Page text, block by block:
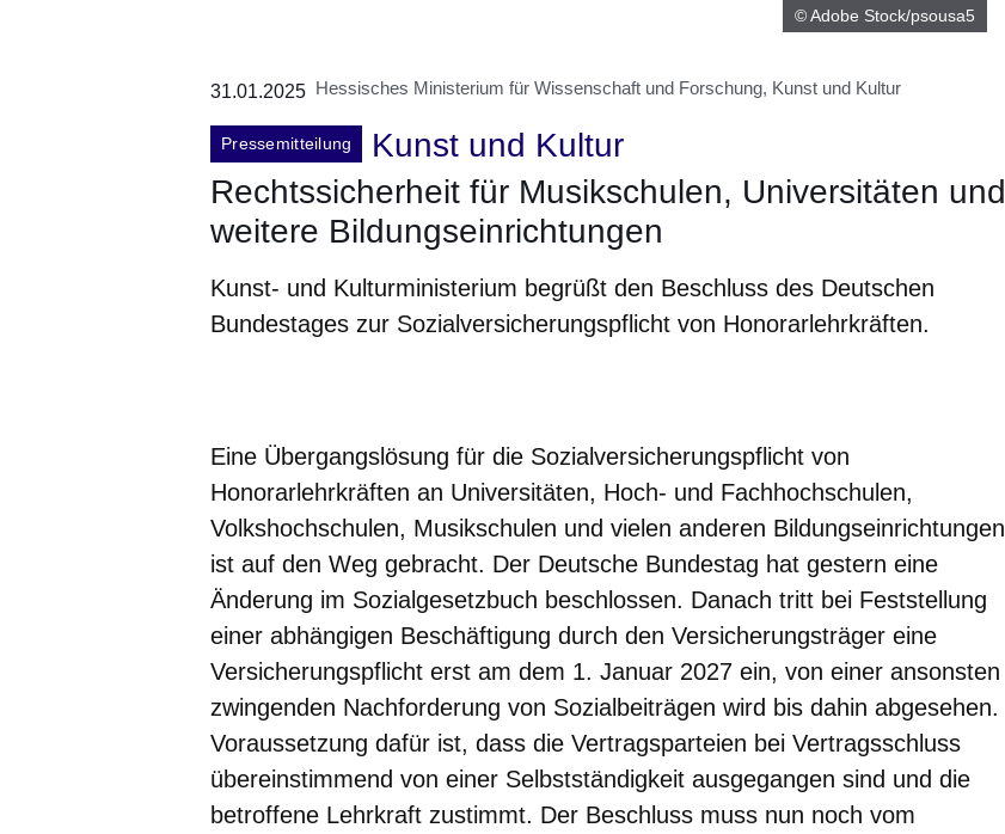
© Adobe Stock/psousa5
31.01.2025 Hessisches Ministerium für Wissenschaft und Forschung, Kunst und Kultur
Pressemitteilung
Kunst und Kultur
Rechtssicherheit für Musikschulen, Universitäten und
weitere Bildungseinrichtungen
Kunst- und Kulturministerium begrüßt den Beschluss des Deutschen
Bundestages zur Sozialversicherungspflicht von Honorarlehrkräften.
Eine Übergangslösung für die Sozialversicherungspflicht von
Honorarlehrkräften an Universitäten, Hoch- und Fachhochschulen,
Volkshochschulen, Musikschulen und vielen anderen Bildungseinrichtungen
ist auf den Weg gebracht. Der Deutsche Bundestag hat gestern eine
Änderung im Sozialgesetzbuch beschlossen. Danach tritt bei Feststellung
einer abhängigen Beschäftigung durch den Versicherungsträger eine
Versicherungspflicht erst am dem 1. Januar 2027 ein, von einer ansonsten
zwingenden Nachforderung von Sozialbeiträgen wird bis dahin abgesehen.
Voraussetzung dafür ist, dass die Vertragsparteien bei Vertragsschluss
übereinstimmend von einer Selbstständigkeit ausgegangen sind und die
betroffene Lehrkraft zustimmt. Der Beschluss muss nun noch vom